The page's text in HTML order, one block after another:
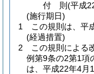
付 則(平成
(施行期日)
1
この規則は、平
(経過措置)
2
この規則による
例第9条の2第1項
は、平成22年4月